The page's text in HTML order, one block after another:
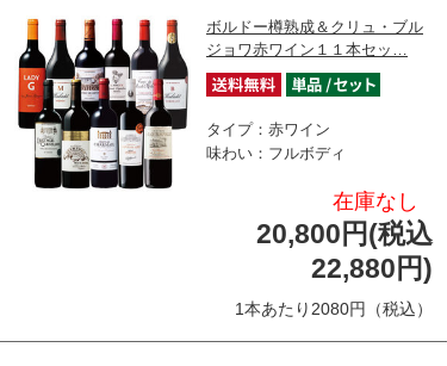
ボルドー樽熟成＆クリュ・ブル
ジョワ赤ワイン１１本セッ…
タイプ：赤ワイン
味わい：フルボディ
在庫なし
20,800円(税込
22,880円)
1本あたり2080円（税込）